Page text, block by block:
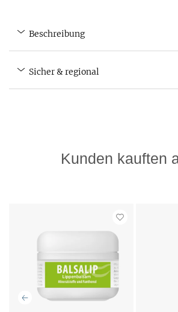
Beschreibung
Sicher & regional
Kunden kauften